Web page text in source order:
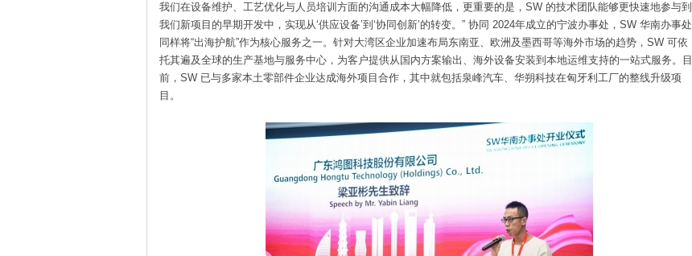
我们在设备维护、工艺优化与人员培训方面的沟通成本大幅降低，更重要的是，SW 的技术团 队能够更快速地参与到
我们新项目的早期开发中，实现从‘供应设备’到‘协同创新’的转变。” 协同 2024年成立的宁波办事处，SW 华南办事处
同样将“出海护航”作为核心服务之一。针对大湾区企业加速布局东南亚、欧洲及墨西哥等海外市场的趋势，SW 可依
托其遍及全球的生产基地与服务中心，为客户提供从国 内方案输出、海外设备安装到本地运维支持的一站式服务。目
前，SW 已与多家本土零部件企业达成海外项目合作，其中就包括泉峰汽车、华朔科技在匈牙利工厂的整线升级项
目。